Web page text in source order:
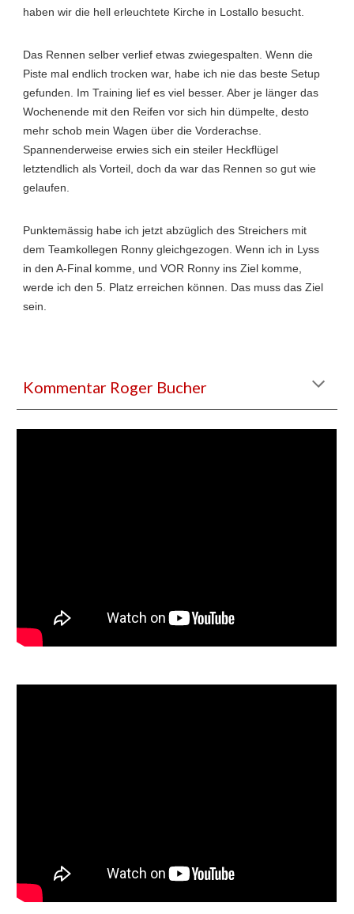
haben wir die hell erleuchtete Kirche in Lostallo besucht.
Das Rennen selber verlief etwas zwiegespalten. Wenn die
Piste mal endlich trocken war, habe ich nie das beste Setup
gefunden. Im Training lief es viel besser. Aber je länger das
Wochenende mit den Reifen vor sich hin dümpelte, desto
mehr schob mein Wagen über die Vorderachse.
Spannenderweise erwies sich ein steiler Heckflügel
letztendlich als Vorteil, doch da war das Rennen so gut wie
gelaufen.
Punktemässig habe ich jetzt abzüglich des Streichers mit
dem Teamkollegen Ronny gleichgezogen. Wenn ich in Lyss
in den A-Final komme, und VOR Ronny ins Ziel komme,
werde ich den 5. Platz erreichen können. Das muss das Ziel
sein.
Kommentar Roger Bucher